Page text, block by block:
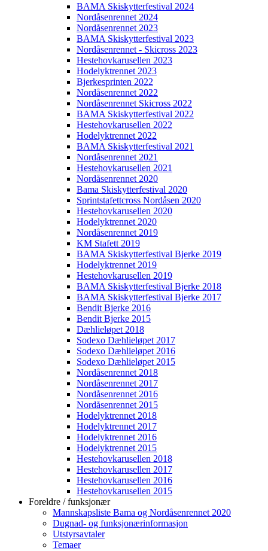
BAMA Skiskytterfestival 2024
Nordåsenrennet 2024
Nordåsenrennet 2023
BAMA Skiskytterfestival 2023
Nordåsenrennet - Skicross 2023
Hestehovkarusellen 2023
Hodelyktrennet 2023
Bjerkesprinten 2022
Nordåsenrennet 2022
Nordåsenrennet Skicross 2022
BAMA Skiskytterfestival 2022
Hestehovkarusellen 2022
Hodelyktrennet 2022
BAMA Skiskytterfestival 2021
Nordåsenrennet 2021
Hestehovkarusellen 2021
Nordåsenrennet 2020
Bama Skiskytterfestival 2020
Sprintstafettcross Nordåsen 2020
Hestehovkarusellen 2020
Hodelyktrennet 2020
Nordåsenrennet 2019
KM Stafett 2019
BAMA Skiskytterfestival Bjerke 2019
Hodelyktrennet 2019
Hestehovkarusellen 2019
BAMA Skiskytterfestival Bjerke 2018
BAMA Skiskytterfestival Bjerke 2017
Bendit Bjerke 2016
Bendit Bjerke 2015
Dæhlieløpet 2018
Sodexo Dæhlieløpet 2017
Sodexo Dæhlieløpet 2016
Sodexo Dæhlieløpet 2015
Nordåsenrennet 2018
Nordåsenrennet 2017
Nordåsenrennet 2016
Nordåsenrennet 2015
Hodelyktrennet 2018
Hodelyktrennet 2017
Hodelyktrennet 2016
Hodelyktrennet 2015
Hestehovkarusellen 2018
Hestehovkarusellen 2017
Hestehovkarusellen 2016
Hestehovkarusellen 2015
Foreldre / funksjonær
Mannskapsliste Bama og Nordåsenrennet 2020
Dugnad- og funksjonærinformasjon
Utstyrsavtaler
Temaer